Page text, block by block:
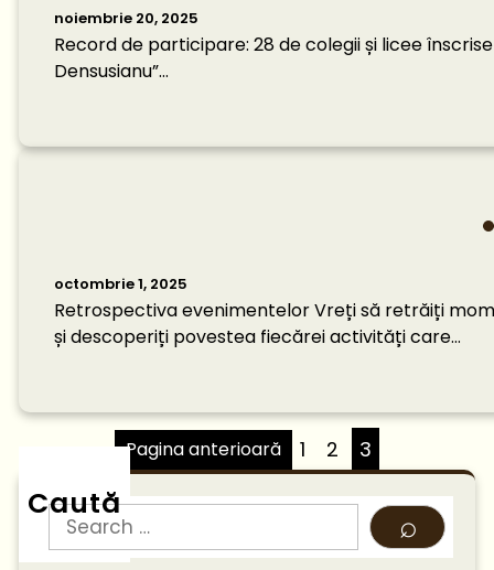
noiembrie 20, 2025
Record de participare: 28 de colegii și licee
Densusianu”…
octombrie 1, 2025
Retrospectiva evenimentelor Vreți să retrăiți
și descoperiți povestea fiecărei activități care…
Pagina anterioară 1 2 3
Caută